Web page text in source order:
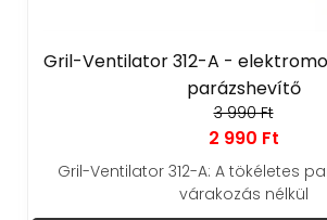
Gril-Ventilator 312-A -
parázshevítő
3 990 Ft
2 990 Ft
Gril-Ventilator 312-A: A tökéletes
várakozás nélkül